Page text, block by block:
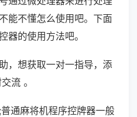
能不懂怎么使用吧。下面
器的使用方法吧。
，想获取一对一指导，添
流 。
通麻将机程序控牌器一般